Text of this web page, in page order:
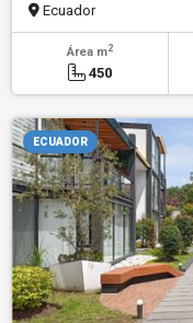
Ecuador
Área m2
450
ECUADOR